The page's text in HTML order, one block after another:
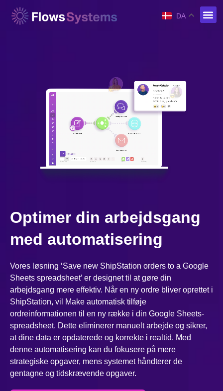
DA
Optimer din arbejdsgang
med automatisering
Vores løsning ‘Save new ShipStation orders to a Google
Sheets spreadsheet’ er designet til at gøre din
arbejdsgang mere effektiv. Når en ny ordre bliver oprettet i
ShipStation, vil Make automatisk tilføje
ordreinformationen til en ny række i din Google Sheets-
spreadsheet. Dette eliminerer manuelt arbejde og sikrer,
at dine data er opdaterede og korrekte i realtid. Med
denne automatisering kan du fokusere på mere
strategiske opgaver, mens systemet håndterer de
gentagne og tidskrævende opgaver.